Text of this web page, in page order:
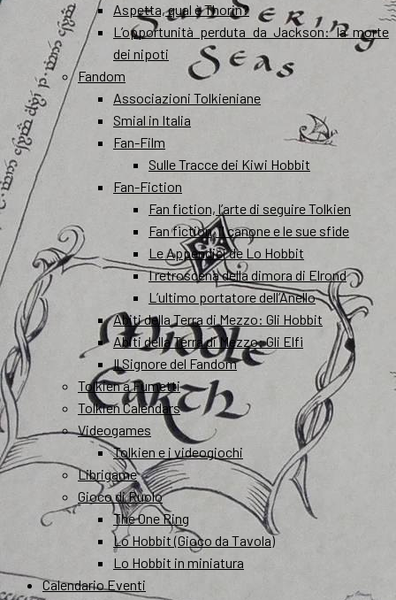
Aspetta, qual è Thorin?
L’opportunità perduta da Jackson: la morte
dei nipoti
Fandom
Associazioni Tolkieniane
Smial in Italia
Fan-Film
Sulle Tracce dei Kiwi Hobbit
Fan-Fiction
Fan fiction, l’arte di seguire Tolkien
Fan fiction, il canone e le sue sfide
Le Appendici de Lo Hobbit
I retroscena della dimora di Elrond
L’ultimo portatore dell’Anello
Abiti della Terra di Mezzo: Gli Hobbit
Abiti della Terra di Mezzo: Gli Elfi
Il Signore del Fandom
Tolkien a Fumetti
Tolkien Calendars
Videogames
Tolkien e i videogiochi
Librigame
Gioco di Ruolo
The One Ring
Lo Hobbit (Gioco da Tavola)
Lo Hobbit in miniatura
Calendario Eventi